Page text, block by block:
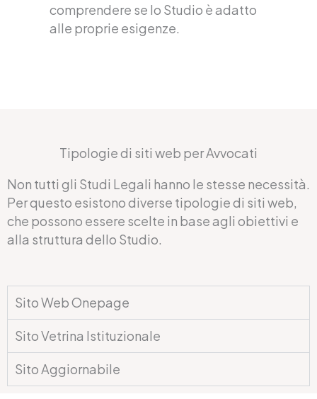
comprendere se lo Studio è adatto
alle proprie esigenze.
Tipologie di siti web per Avvocati
Non tutti gli Studi Legali hanno le stesse necessità.
Per questo esistono diverse tipologie di siti web,
che possono essere scelte in base agli obiettivi e
alla struttura dello Studio.
Sito Web Onepage
Sito Vetrina Istituzionale
Sito Aggiornabile